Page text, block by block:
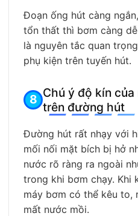
Đoạn ống hút càng
tổn thất thì bơm càng
là nguyên tắc quan
phụ kiện trên tuyến hút.
Chú ý độ kín
trên đường hút
Đường hút rất nhạy với
mối nối mặt bích bị hở
nước rõ ràng ra ngoài
trong khi bơm chạy. Khi
máy bơm có thể kêu to,
mất nước mồi.